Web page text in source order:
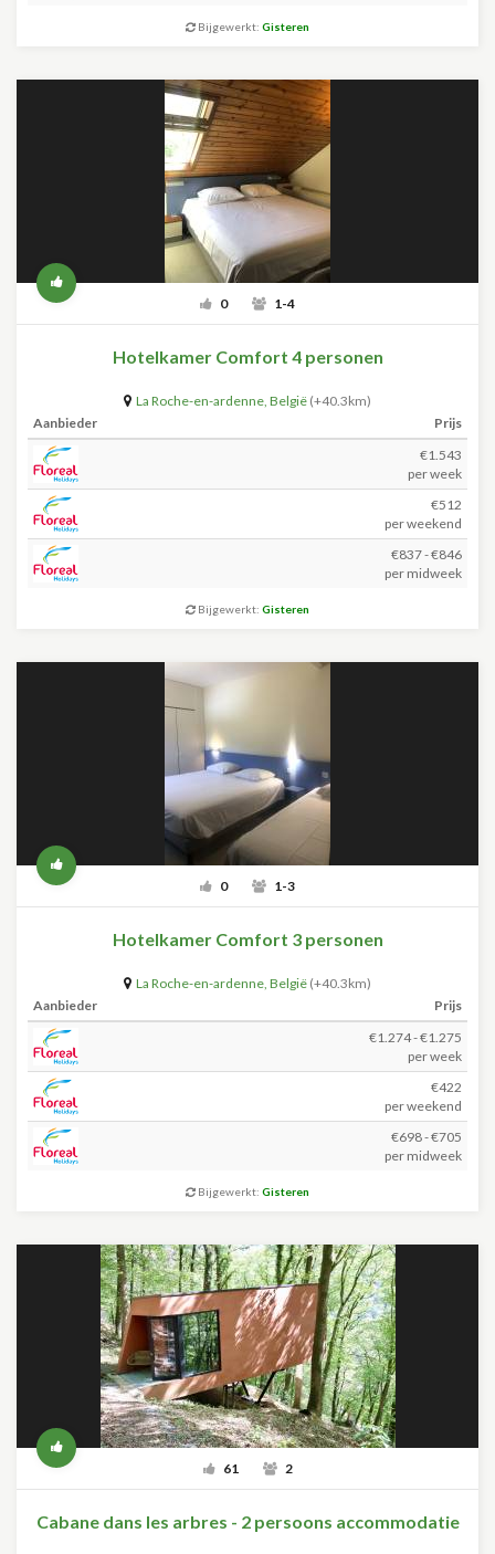
Bijgewerkt: Gisteren
0 1-4
Hotelkamer Comfort 4 personen
La Roche-en-ardenne, België (+40.3km)
Aanbieder
Prijs
€1.543
per week
€512
per weekend
€837 - €846
per midweek
Bijgewerkt: Gisteren
0 1-3
Hotelkamer Comfort 3 personen
La Roche-en-ardenne, België (+40.3km)
Aanbieder
Prijs
€1.274 - €1.275
per week
€422
per weekend
€698 - €705
per midweek
Bijgewerkt: Gisteren
61 2
Cabane dans les arbres - 2 persoons accommodatie